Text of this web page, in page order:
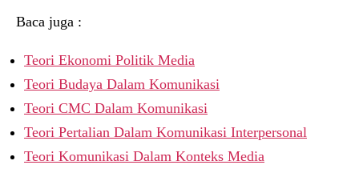
Baca juga :
Teori Ekonomi Politik Media
Teori Budaya Dalam Komunikasi
Teori CMC Dalam Komunikasi
Teori Pertalian Dalam Komunikasi Interpersonal
Teori Komunikasi Dalam Konteks Media